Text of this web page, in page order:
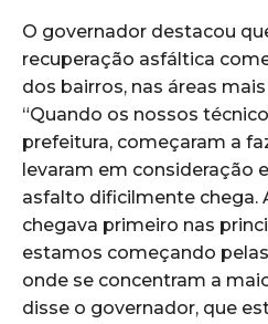
O governador destacou
recuperação asfáltica
dos bairros, nas áreas
“Quando os nossos
prefeitura, começaram a
levaram em consideração
asfalto dificilmente chega.
chegava primeiro nas
estamos começando
onde se concentram a
disse o governador, que